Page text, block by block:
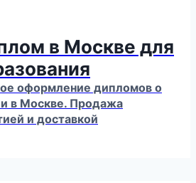
в Москве для
оформление дипломов о
в Москве. Продажа
и доставкой